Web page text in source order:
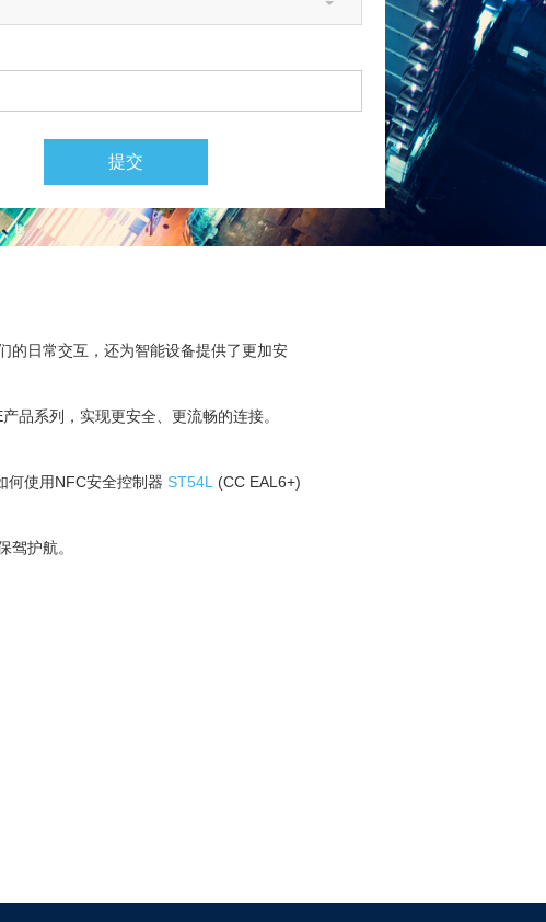
提交
的日常交互，还为智能设备提供了更加安
品系列，实现更安全、更流畅的连接。
何使用NFC安全控制器 ST54L
(CC EAL6+)
驾护航。